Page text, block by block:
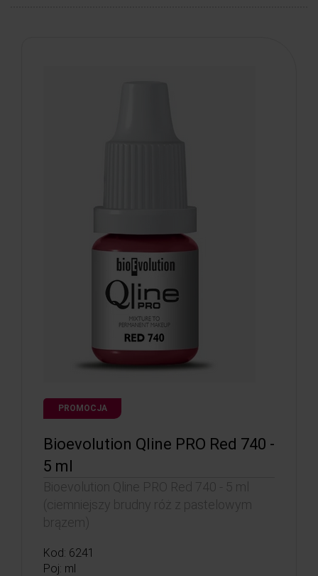
PROMOCJA
Bioevolution Qline PRO Red 740 -
5 ml
Bioevolution Qline PRO Red 740 - 5 ml
(ciemniejszy brudny róż z pastelowym
brązem)
Kod: 6241
Poj: ml